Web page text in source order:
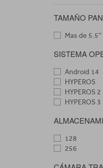
TAMAÑO
Mas de 5.5''
SISTEMA
Android 14
HYPEROS
HYPEROS 2
HYPEROS 3
128
256